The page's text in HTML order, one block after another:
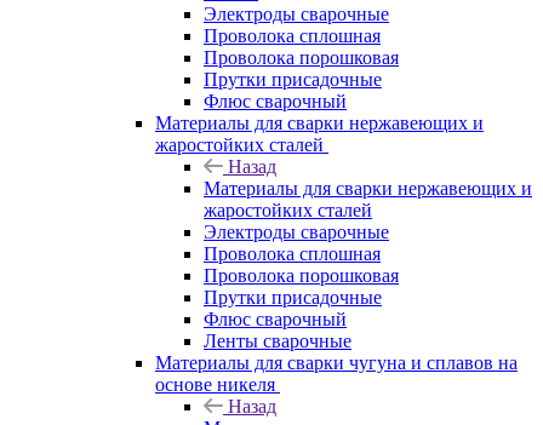
Электроды сварочные
Проволока сплошная
Проволока порошковая
Прутки присадочные
Флюс сварочный
Материалы для сварки нержавеющих и
жаростойких сталей
Назад
Материалы для сварки нержавеющих и
жаростойких сталей
Электроды сварочные
Проволока сплошная
Проволока порошковая
Прутки присадочные
Флюс сварочный
Ленты сварочные
Материалы для сварки чугуна и сплавов на
основе никеля
Назад